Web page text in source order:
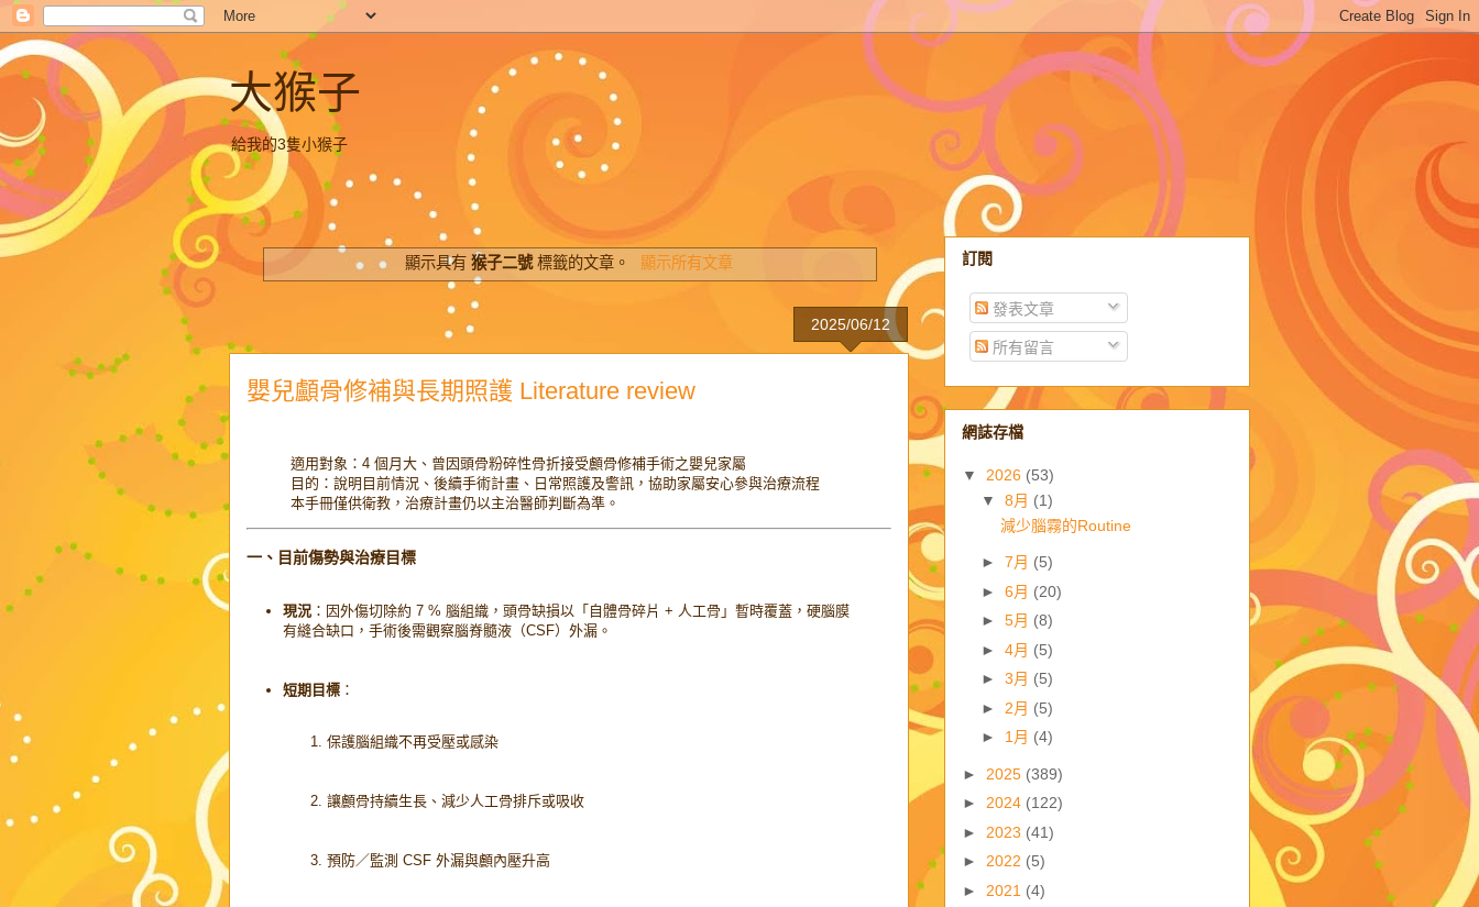
大猴子
給我的3隻小猴子
顯示具有猴子二號標籤的文章。 顯示所有文章
2025/06/12
嬰兒顱骨修補與長期照護 Literature review
適用對象：4 個月大、曾因頭骨粉碎性骨折接受顱骨修補手術之嬰兒家屬
目的：說明目前情況、後續手術計畫、日常照護及警訊，協助家屬安心參與治療流程
本手冊僅供衛教，治療計畫仍以主治醫師判斷為準。
一、目前傷勢與治療目標
現況：因外傷切除約 7 % 腦組織，頭骨缺損以「自體骨碎片 + 人工骨」暫時覆蓋，硬腦膜
有縫合缺口，手術後需觀察腦脊髓液（CSF）外漏。
短期目標：
保護腦組織不再受壓或感染
讓顱骨持續生長、減少人工骨排斥或吸收
預防／監測 CSF 外漏與顱內壓升高
訂閱
發表文章
所有留言
網誌存檔
▼ 2026 (53)
▼ 8月 (1)
減少腦霧的Routine
► 7月 (5)
► 6月 (20)
► 5月 (8)
► 4月 (5)
► 3月 (5)
► 2月 (5)
► 1月 (4)
► 2025 (389)
► 2024 (122)
► 2023 (41)
► 2022 (5)
► 2021 (4)